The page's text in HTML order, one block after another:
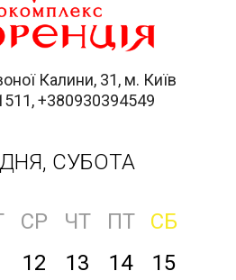
Калини, 31, м. Київ
+380930394549
СУБОТА
СР ЧТ ПТ
СБ
12 13 14 15